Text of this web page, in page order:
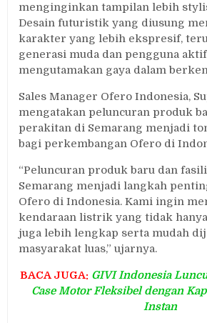
menginginkan tampilan lebih
Desain futuristik yang diusung
karakter yang lebih ekspresif,
generasi muda dan pengguna
mengutamakan gaya dalam
Sales Manager Ofero Indonesia,
mengatakan peluncuran produk
perakitan di Semarang menjadi
bagi perkembangan Ofero di
“Peluncuran produk baru dan
Semarang menjadi langkah
Ofero di Indonesia. Kami ingin
kendaraan listrik yang tidak
juga lebih lengkap serta mudah
masyarakat luas,” ujarnya.
BACA JUGA: GIVI Indonesia
Case Motor Fleksibel dengan
Instan